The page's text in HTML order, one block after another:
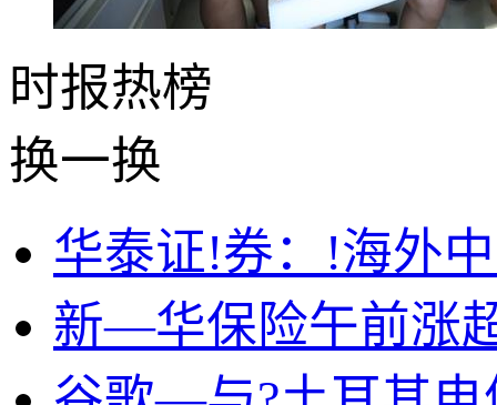
时报热榜
换一换
华泰证!券：!海外
新—华保险午前涨